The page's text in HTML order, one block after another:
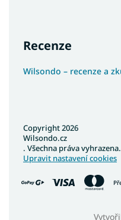
Recenze
Wilsondo – recenze a
Copyright 2026
Wilsondo.cz
. Všechna práva vyhrazena.
Upravit nastavení cookies